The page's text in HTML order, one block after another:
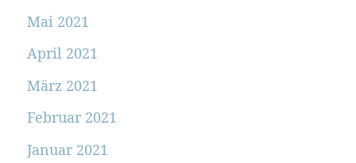
Mai 2021
April 2021
März 2021
Februar 2021
Januar 2021